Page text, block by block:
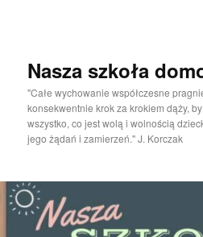
Nasza szkoła
"Całe wychowanie współczesne
konsekwentnie krok za krokiem dąży,
wszystko, co jest wolą i wolnością
jego żądań i zamierzeń." J. Korczak